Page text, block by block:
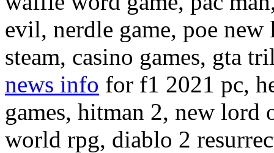
evil, nerdle game, poe
steam, casino games, gta
news info for f1 2021 pc,
games, hitman 2, new lord
world rpg, diablo 2